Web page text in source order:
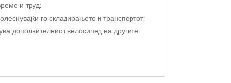
и труд;
го складирањето и транспортот;
дополнителниот велосипед на другите